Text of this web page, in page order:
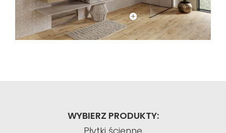
WYBIERZ PRODUKTY: